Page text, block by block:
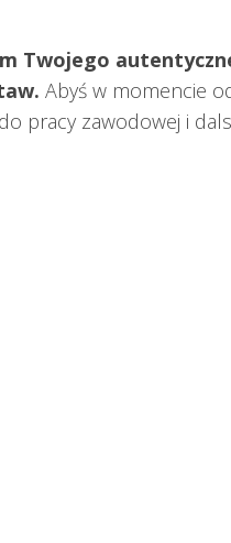
Twojego
Abyś w momencie
pracy zawodowej i